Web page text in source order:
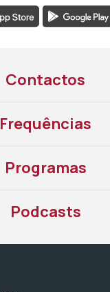
Contactos
Frequências
Programas
Podcasts